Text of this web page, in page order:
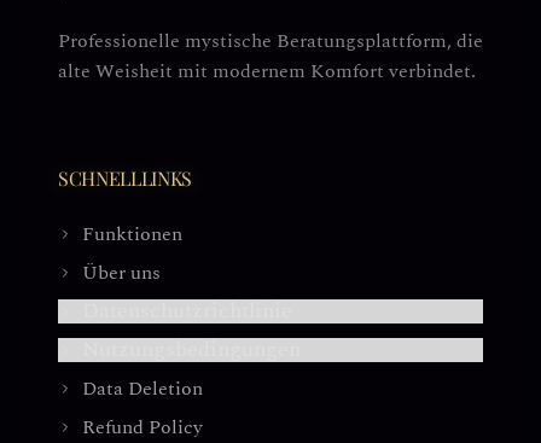
Professionelle mystische Beratungsplattform, die
alte Weisheit mit modernem Komfort verbindet.
SCHNELLLINKS
Funktionen
Über uns
Data Deletion
Refund Policy